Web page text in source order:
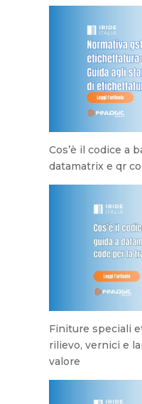
Cos’è il codice a
datamatrix e qr
Finiture speciali
rilievo, vernici e
valore